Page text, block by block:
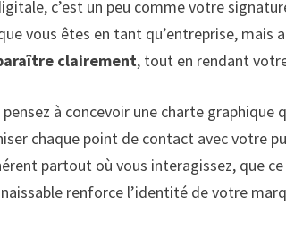
c’est un peu comme votre
vous êtes en tant qu’entreprise, mais
clairement, tout en rendant
pensez à concevoir une charte
chaque point de contact avec votre
partout où vous interagissez, que
renforce l’identité de votre